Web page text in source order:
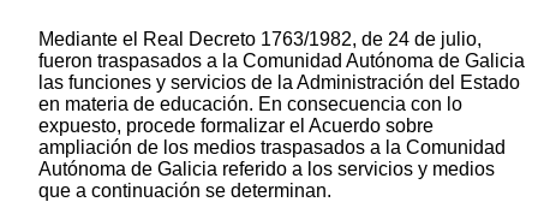
Mediante el Real Decreto 1763/1982, de 24 de julio,
fueron traspasados a la Comunidad Autónoma de Galicia
las funciones y servicios de la Administración del Estado
en materia de educación. En consecuencia con lo
expuesto, procede formalizar el Acuerdo sobre
ampliación de los medios traspasados a la Comunidad
Autónoma de Galicia referido a los servicios y medios
que a continuación se determinan.